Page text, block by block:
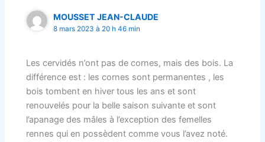
MOUSSET JEAN-CLAUDE
8 mars 2023 à 20 h 46 min
Les cervidés n’ont pas de cornes, mais des bois. La
différence est : les cornes sont permanentes , les
bois tombent en hiver tous les ans et sont
renouvelés pour la belle saison suivante et sont
l’apanage des mâles à l’exception des femelles
rennes qui en possèdent comme vous l’avez noté.